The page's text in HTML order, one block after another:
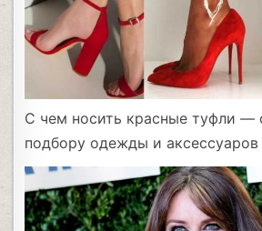
С чем носить красные туфли —
подбору одежды и аксессуаров